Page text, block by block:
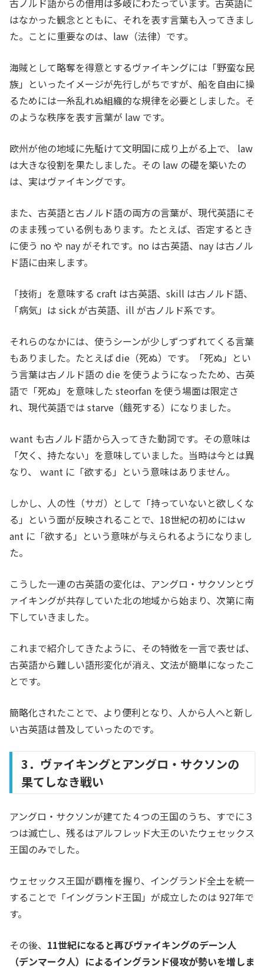
はなかった観念とともに、それを表す言葉も入ってきまし
た。ことに重要なのは、law（法律）です。
海賊として略奪を得意とするヴァイキングには「野蛮な民
族」といったイメージが先行しがちですが、船を自由に操
るためには一糸乱れぬ組織的な規律を必要としました。そ
のような秩序を表す言葉が law です。
欧州が他の地域に先駈けて文明国に成り上がる上で、 law
は大きな役割を果たしました。その law の礎を築いたの
は、実はヴァイキングです。
また、古英語と古ノルド語の両方の言葉が、現代英語にそ
のまま残っている例もあります。たとえば、否定するとき
に使う no や nay がそれです。no は古英語、nay は古ノル
ド語に由来します。
「技術」を意味する craft は古英語、skill は古ノルド語、
「病気」は sick が古英語、ill が古ノルド系です。
それらのなかには、使うシーンが少しずつずれてくる言葉
もありました。たとえば die（死ぬ）です。「死ぬ」とい
う言葉は古ノルド語の die を使うようになったため、古英
語で「死ぬ」を意味した steorfan を使う場面は限定さ
れ、現代英語では starve（餓死する）になりました。
ｗant も古ノルド語から入ってきた動詞です。その意味は
「欠く、持たない」を意味していました。当時は今とは異
なり、 ｗant に「欲する」という意味はありません。
しかし、人の性（サガ）として「持っていないと欲しくな
る」という面が反映されることで、18世紀の初めにはｗ
ant に「欲する」という意味が与えられるようになりまし
た。
こうした一連の古英語の変化は、アングロ・サクソンとヴ
ァイキングが共存していた北の地域から始まり、次第に南
下していきました。
これまで紹介してきたように、その特徴を一言で表せば、
古英語から難しい語形変化が消え、文法が簡単になったこ
とです。
簡略化されたことで、より便利となり、人から人へと新し
い古英語は普及していったのです。
3．ヴァイキングとアングロ・サクソンの
果てしなき戦い
アングロ・サクソンが建てた４つの王国のうち、すでに３
つは滅亡し、残るはアルフレッド大王のいたウェセックス
王国のみでした。
ウェセックス王国が覇権を握り、イングランド全土を統一
することで「イングランド王国」が成立したのは 927年で
す。
その後、 11世紀になると再びヴァイキングのデーン人
（デンマーク人）によるイングランド侵攻が勢いを増しま